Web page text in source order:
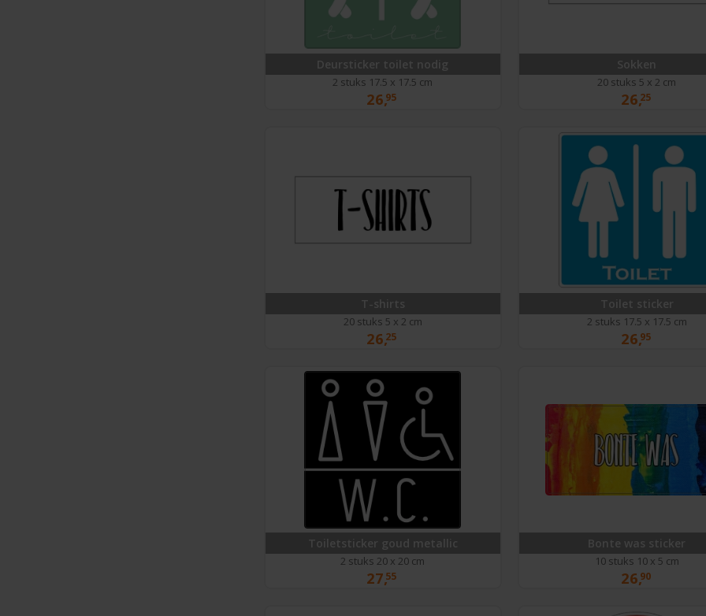
Deursticker toilet nodig
2 stuks 17.5 x 17.5 cm
26,95
Sokken
20 stuks 5 x 2 cm
26,25
T-shirts
20 stuks 5 x 2 cm
26,25
Toilet sticker
2 stuks 17.5 x 17.5 cm
26,95
Toiletsticker goud metallic
2 stuks 20 x 20 cm
27,55
Bonte was sticker
10 stuks 10 x 5 cm
26,90